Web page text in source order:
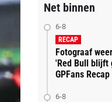
Net binnen
6-8
RECAP
Fotograaf
'Red Bull blijft
GPFans Recap
6-8